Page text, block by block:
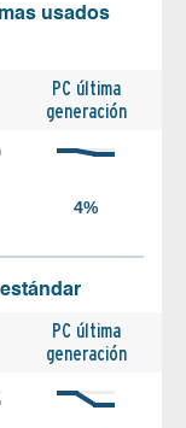
usados
PC última
generación
PC última
generación